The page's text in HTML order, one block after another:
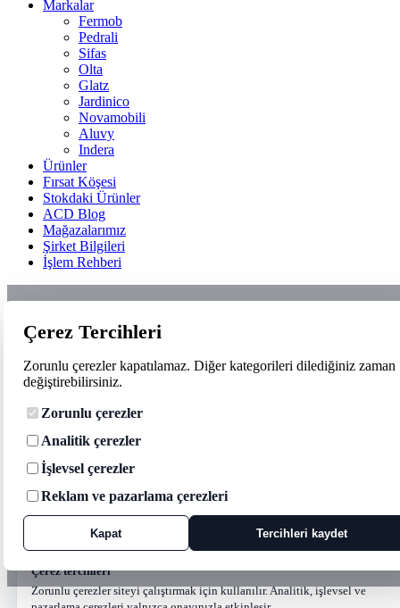
Markalar
Fermob
Pedrali
Sifas
Olta
Glatz
Jardinico
Novamobili
Aluvy
Indera
Ürünler
Fırsat Köşesi
Stokdaki Ürünler
ACD Blog
Mağazalarımız
Şirket Bilgileri
İşlem Rehberi
Çerez tercihleri
Zorunlu çerezler siteyi çalıştırmak için kullanılır. Analitik, işlevsel ve
Çerez Tercihleri
Zorunlu çerezler kapatılamaz. Diğer kategorileri dilediğiniz zaman
değiştirebilirsiniz.
Zorunlu çerezler
Analitik çerezler
İşlevsel çerezler
Reklam ve pazarlama çerezleri
Kapat Tercihleri kaydet